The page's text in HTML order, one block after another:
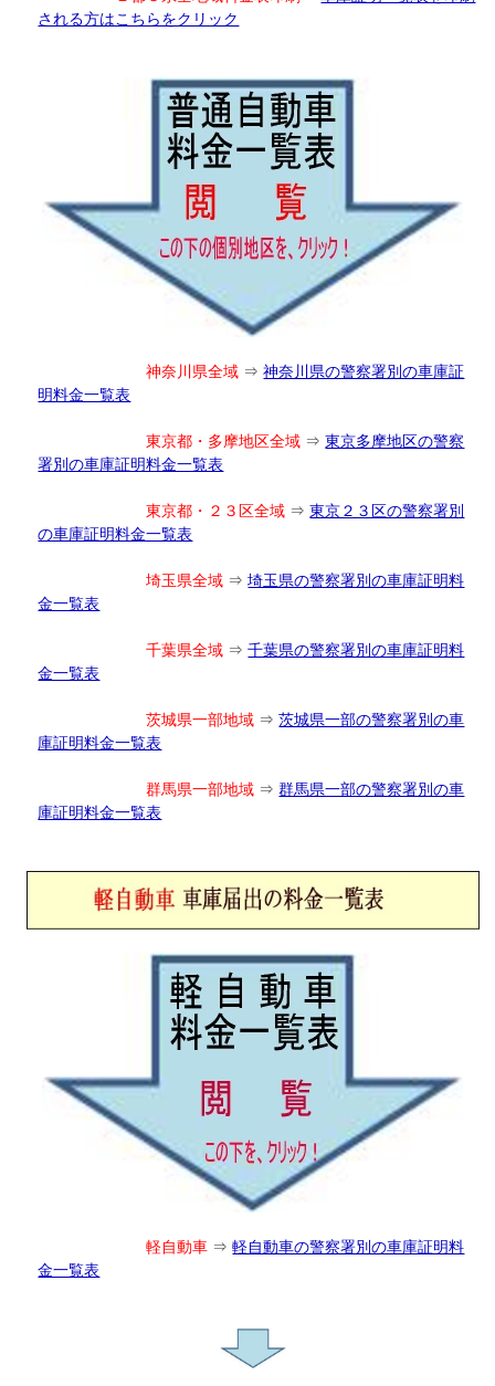
される方はこちらをクリック
神奈川県全域 ⇒神奈川県の警察署別の車庫証
明料金一覧表
東京都・多摩地区全域 ⇒東京多摩地区の警察
署別の車庫証明料金一覧表
東京都・２３区全域 ⇒東京２３区の警察署別
の車庫証明料金一覧表
埼玉県全域 ⇒埼玉県の警察署別の車庫証明料
金一覧表
千葉県全域 ⇒千葉県の警察署別の車庫証明料
金一覧表
茨城県一部地域 ⇒茨城県一部の警察署別の車
庫証明料金一覧表
群馬県一部地域 ⇒群馬県一部の警察署別の車
庫証明料金一覧表
軽自動車 ⇒軽自動車の警察署別の車庫証明料
金一覧表